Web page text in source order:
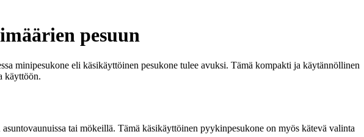
pesuun
minipesukone eli käsikäyttöinen pesukone tulee avuksi. Tämä kompakti ja käytännöllinen
käyttöön.
tai mökeillä. Tämä käsikäyttöinen pyykinpesukone on myös kätevä valinta